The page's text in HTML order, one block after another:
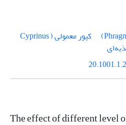
کپور معمولی ( Cyprinus
The effect of different level